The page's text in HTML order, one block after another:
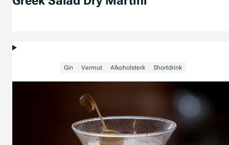
Gin Vermut Alkoholsterk Shortdrink